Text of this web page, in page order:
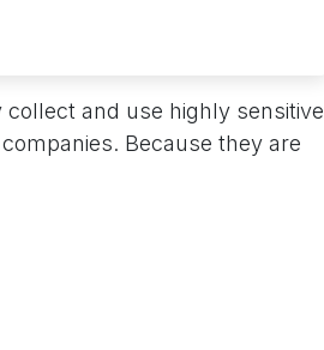
and use highly sensitive
Because they are